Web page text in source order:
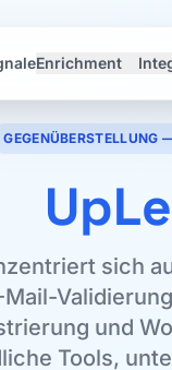
Enrichment
GEGENÜBERSTELLUNG
sich
und
Tools,